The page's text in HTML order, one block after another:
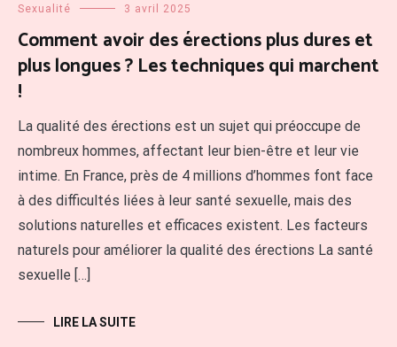
Sexualité 3 avril 2025
Comment avoir des érections plus dures et
plus longues ? Les techniques qui marchent
!
La qualité des érections est un sujet qui préoccupe de
nombreux hommes, affectant leur bien-être et leur vie
intime. En France, près de 4 millions d’hommes font face
à des difficultés liées à leur santé sexuelle, mais des
solutions naturelles et efficaces existent. Les facteurs
naturels pour améliorer la qualité des érections La santé
sexuelle […]
LIRE LA SUITE